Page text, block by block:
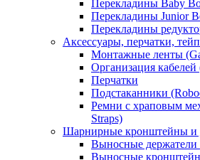
Перекладины Baby
Перекладины Junior
Перекладины
Аксессуары, перчатки,
Монтажные ленты
Организация
Перчатки
Подстаканники
Ремни с храповым
Straps)
Шарнирные кронштейны и
Выносные держатели
Выносные